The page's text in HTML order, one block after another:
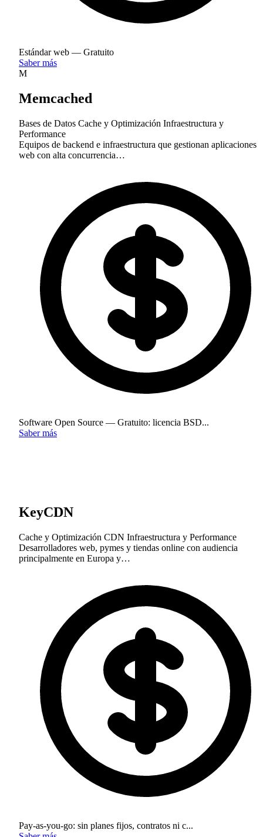
Estándar web — Gratuito
Saber más
M
Memcached
Bases de Datos Cache y Optimización Infraestructura y
Performance
Equipos de backend e infraestructura que gestionan aplicaciones
web con alta concurrencia…
Software Open Source — Gratuito: licencia BSD...
Saber más
KeyCDN
Cache y Optimización CDN Infraestructura y Performance
Desarrolladores web, pymes y tiendas online con audiencia
principalmente en Europa y…
Pay-as-you-go: sin planes fijos, contratos ni c...